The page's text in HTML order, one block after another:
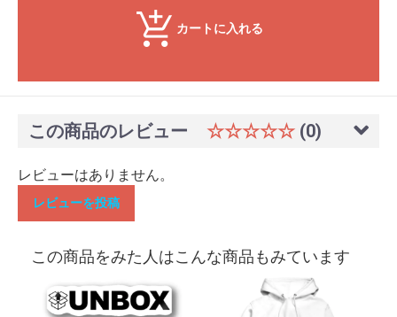
カートに入れる
この商品のレビュー ☆☆☆☆☆ (0)
レビューはありません。
レビューを投稿
この商品をみた人はこんな商品もみています